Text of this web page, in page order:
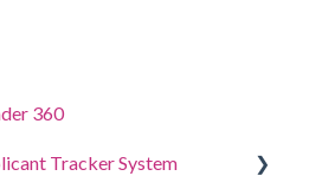
anzeigen
360
Tracker System